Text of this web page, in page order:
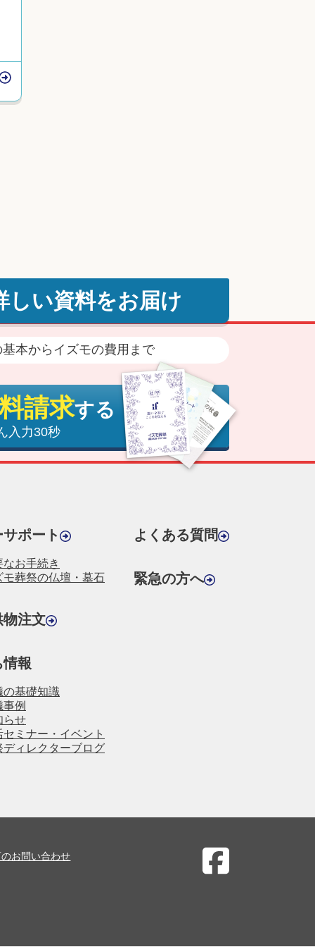
しい資料をお届け
本からイズモの費用まで
請求する
入力30秒
ポート
なお手続き
モ葬祭の仏壇・墓石
物注文
報
の基礎知識
事例
らせ
セミナー・イベント
ディレクターブログ
よくある質問
緊急の方へ
お問い合わせ